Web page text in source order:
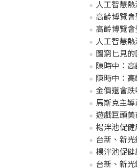
人工智慧
高齡博覽
高齡博覽
人工智慧
圖窮匕見
陳時中：
陳時中：
金價還會
馬斯克主
遊戲巨頭美
楊泮池促
台新、新
楊泮池促
台新、新